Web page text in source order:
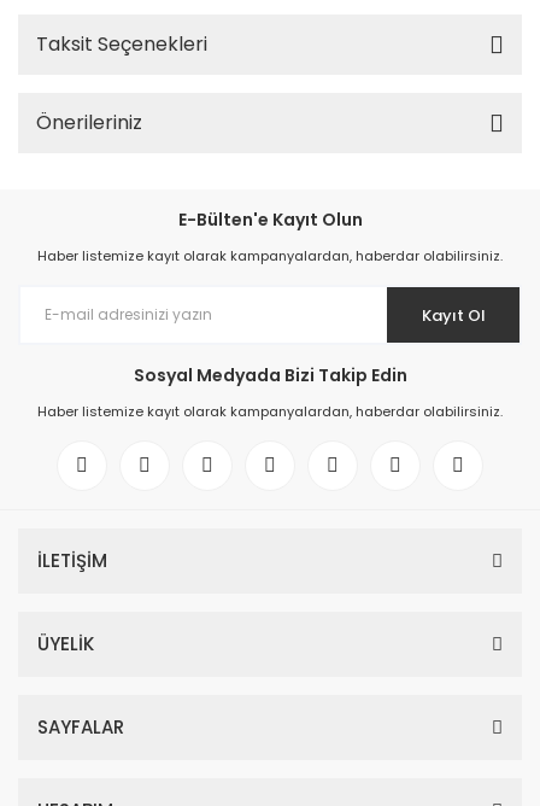
Taksit Seçenekleri
Önerileriniz
E-Bülten'e Kayıt Olun
Haber listemize kayıt olarak kampanyalardan, haberdar olabilirsiniz.
Kayıt Ol
Sosyal Medyada Bizi Takip Edin
Haber listemize kayıt olarak kampanyalardan, haberdar olabilirsiniz.
İLETİŞİM
ÜYELİK
SAYFALAR